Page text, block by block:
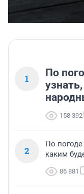
1
По
158 392
2
По
каким
86 881